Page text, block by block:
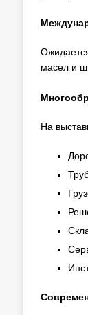
масел и
На